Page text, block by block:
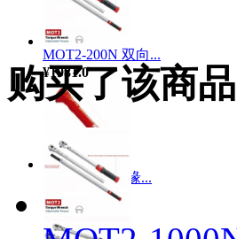
MOT2-200N 双向...
¥1981.0
INS2-300N 绝缘...
购买了该商